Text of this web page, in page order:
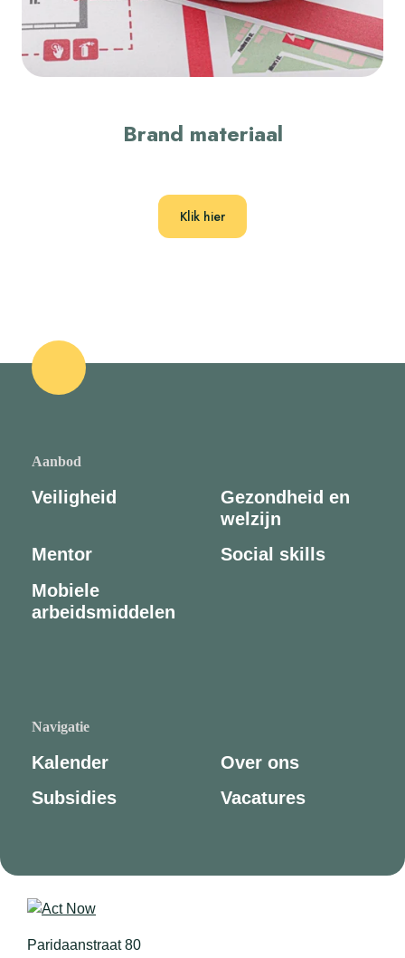
Brand materiaal
Klik hier
Aanbod
Veiligheid
Gezondheid en
welzijn
Mentor
Social skills
Mobiele
arbeidsmiddelen
Navigatie
Kalender
Over ons
Subsidies
Vacatures
Paridaanstraat 80